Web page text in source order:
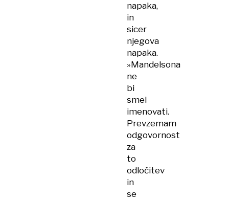
napaka,
in
sicer
njegova
napaka.
»Mandelsona
ne
bi
smel
imenovati.
Prevzemam
odgovornost
za
to
odločitev
in
se